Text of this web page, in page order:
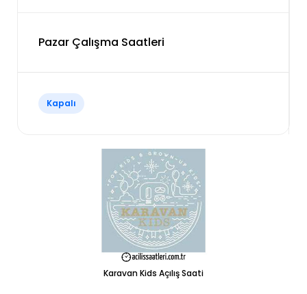
Pazar Çalışma Saatleri
Kapalı
Karavan Kids Açılış Saati